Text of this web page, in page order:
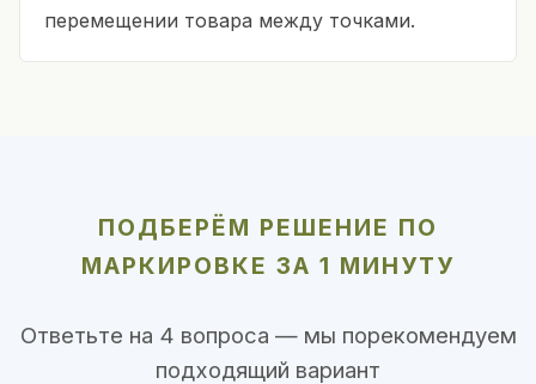
перемещении товара между точками.
ПОДБЕРЁМ РЕШЕНИЕ ПО
МАРКИРОВКЕ ЗА 1 МИНУТУ
Ответьте на 4 вопроса — мы порекомендуем
подходящий вариант